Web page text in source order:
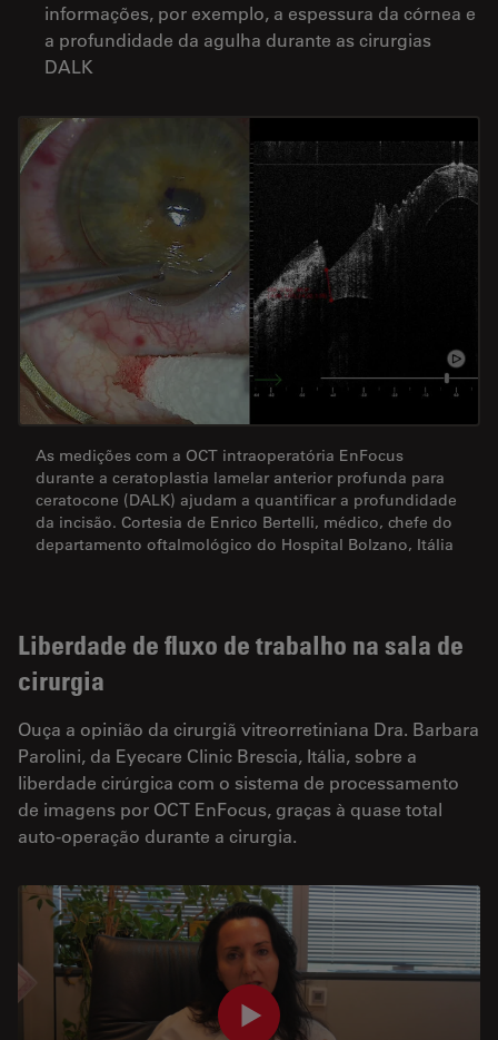
informações, por exemplo, a espessura da córnea e
a profundidade da agulha durante as cirurgias
DALK
As medições com a OCT intraoperatória EnFocus
durante a ceratoplastia lamelar anterior profunda para
ceratocone (DALK) ajudam a quantificar a profundidade
da incisão. Cortesia de Enrico Bertelli, médico, chefe do
departamento oftalmológico do Hospital Bolzano, Itália
Liberdade de fluxo de trabalho na sala de
cirurgia
Ouça a opinião da cirurgiã vitreorretiniana Dra. Barbara
Parolini, da Eyecare Clinic Brescia, Itália, sobre a
liberdade cirúrgica com o sistema de processamento
de imagens por OCT EnFocus, graças à quase total
auto-operação durante a cirurgia.